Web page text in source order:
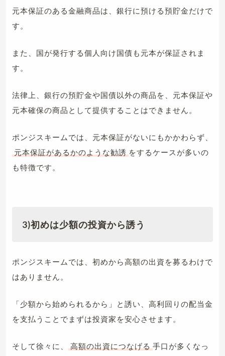
元本保証のある金融商品は、銀行に預ける預貯金だけで
す。
また、国が発行する個人向け国債も元本が保証されま
す。
法律上、銀行の預貯金や国債以外の商品を、元本保証や
元本確保の商品として提供することはできません。
ポンジスキームでは、元本保証がないにもかかわらず、
元本保証があるかのような勧誘 をするケースが多いの
も特徴です。
3)初めは少額の投資から誘う
ポンジスキームでは、初めから高額の出資を募るわけで
はありません。
「少額から始められるから」と誘い、高利回りの配当金
を支払うことでまずは投資家を安心させます。
そして徐々に、 高額の出資につなげる 手口が多くなっ